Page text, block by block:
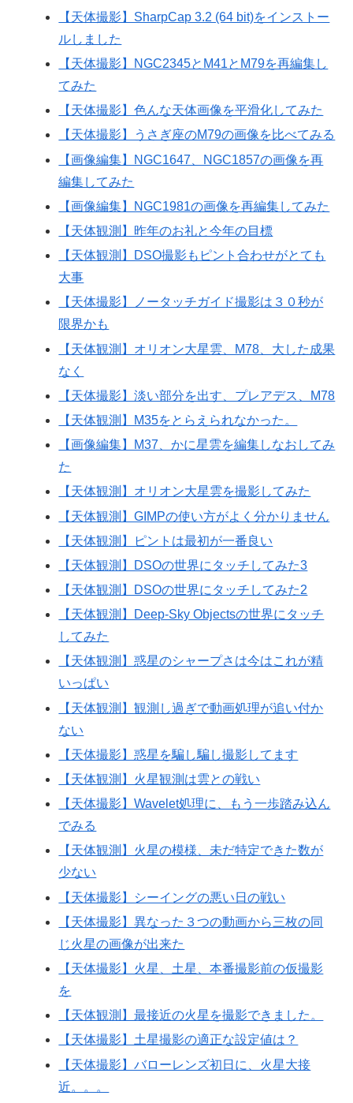
【天体撮影】SharpCap 3.2 (64 bit)をインストー
ルしました
【天体撮影】NGC2345とM41とM79を再編集し
てみた
【天体撮影】色んな天体画像を平滑化してみた
【天体撮影】うさぎ座のM79の画像を比べてみる
【画像編集】NGC1647、NGC1857の画像を再
編集してみた
【画像編集】NGC1981の画像を再編集してみた
【天体観測】昨年のお礼と今年の目標
【天体観測】DSO撮影もピント合わせがとても
大事
【天体撮影】ノータッチガイド撮影は３０秒が
限界かも
【天体観測】オリオン大星雲、M78、大した成果
なく
【天体撮影】淡い部分を出す、プレアデス、M78
【天体観測】M35をとらえられなかった。
【画像編集】M37、かに星雲を編集しなおしてみ
た
【天体観測】オリオン大星雲を撮影してみた
【天体観測】GIMPの使い方がよく分かりません
【天体観測】ピントは最初が一番良い
【天体観測】DSOの世界にタッチしてみた3
【天体観測】DSOの世界にタッチしてみた2
【天体観測】Deep-Sky Objectsの世界にタッチ
してみた
【天体観測】惑星のシャープさは今はこれが精
いっぱい
【天体観測】観測し過ぎで動画処理が追い付か
ない
【天体撮影】惑星を騙し騙し撮影してます
【天体観測】火星観測は雲との戦い
【天体撮影】Wavelet処理に、もう一歩踏み込ん
でみる
【天体観測】火星の模様、未だ特定できた数が
少ない
【天体撮影】シーイングの悪い日の戦い
【天体撮影】異なった３つの動画から三枚の同
じ火星の画像が出来た
【天体撮影】火星、土星、本番撮影前の仮撮影
を
【天体観測】最接近の火星を撮影できました。
【天体撮影】土星撮影の適正な設定値は？
【天体撮影】バローレンズ初日に、火星大接
近。。。